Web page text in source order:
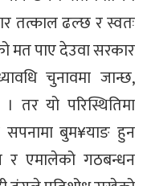
तत्काल ढल्छ र स्वतः
मत पाए देउवा सरकार
चुनावमा जान्छ,
तर यो परिस्थितिमा
सपनामा बुम¥याङ हुन
र एमालेको गठबन्धन